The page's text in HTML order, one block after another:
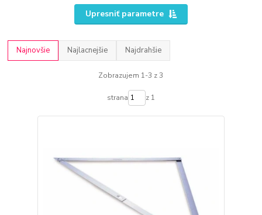
Upresniť parametre
Najnovšie Najlacnejšie Najdrahšie
Zobrazujem 1-3 z 3
strana z 1